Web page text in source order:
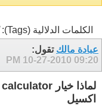
الكلمات الدلالية (Tags):
عبادة مالك تقول:
10-27-2010 09:20 PM
اكسيل